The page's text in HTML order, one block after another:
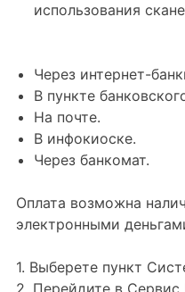
использования
Через интернет-
В пункте
На почте.
В инфокиоске.
Через банкомат.
Оплата возможна
электронными
1. Выберете пункт
2. Перейдите в Сервис